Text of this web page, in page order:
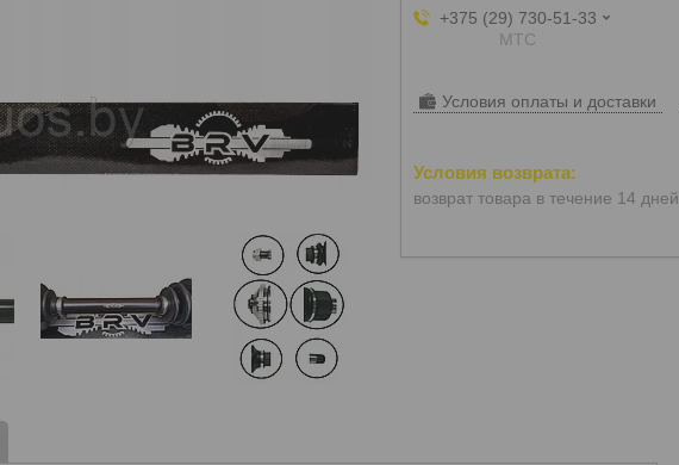
+375 (29) 730-51-33
МТС
Условия оплаты и доставки
возврат товара в течение 14 дней